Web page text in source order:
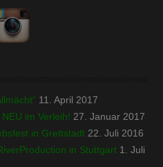
11. April 2017
im Verleih! 27. Januar 2017
in Grettstadt 22. Juli 2016
in Stuttgart 1. Juli